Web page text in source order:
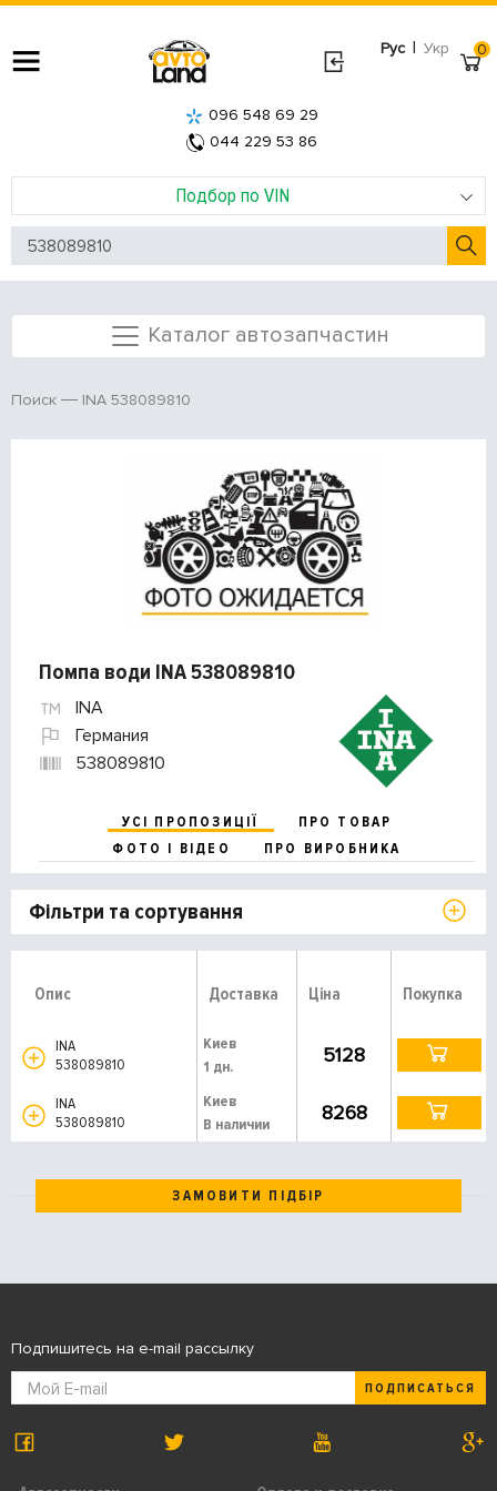
Рус | Укр
Подбор по VIN
096 548 69 29
044 229 53 86
0
Каталог автозапчастин
Поиск INA 538089810
Помпа води INA 538089810
INA
Германия
538089810
УСІ ПРОПОЗИЦІЇ
ПРО ТОВАР
ФОТО І ВІДЕО
ПРО ВИРОБНИКА
Фільтри та сортування
Опис Доставка Ціна Покупка
INA
538089810
Киев
1 дн.
5128
INA
538089810
Киев
В наличии
8268
ЗАМОВИТИ ПІДБІР
Подпишитесь на e-mail рассылку
ПОДПИСАТЬСЯ